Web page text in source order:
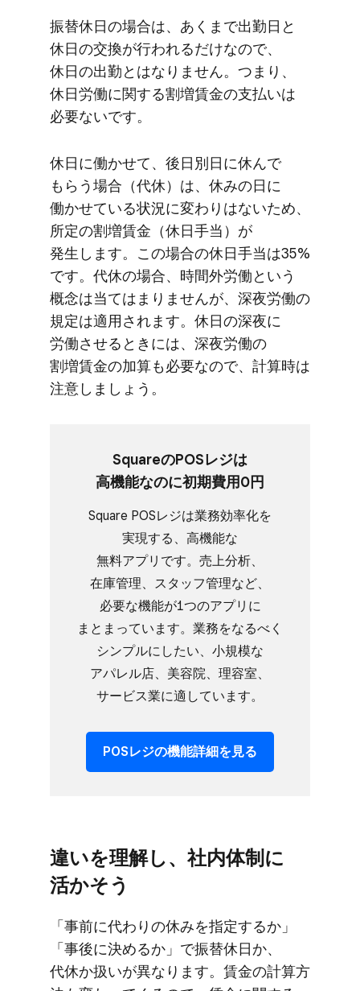
振替休日の​場合は、​あくまで​出勤日と​
休日の​交換が​行われるだけなので、​
休日の​出勤とは​なりません。​つまり、​
休日労働に​関する​割増賃金の​支払いは​
必要ないです。
休日に​働かせて、​後日別日に​休んで​
もらう​場合​（代休）は、​休みの​日に​
働かせている​状況に​変わりは​ないため、​
所定の​割増賃金​（休日手当）が​
発生します。​この​場合の​休日​手当は​35%
です。​代休の​場合、​時間外労働と​いう​
概念は​当てはまりませんが、​深夜​労働の​
規定は​適用されます。​休日の​深夜に​
労働させる​ときには、​深夜​労働の​
割増賃金の​加算も​必要なので、​計算時は​
注意しましょう。
Squareの​POSレジは​
高機能なのに​初期費用0円
Square POSレジは​業務効率化を​
実現する、​高機能な​
無料アプリです。​売上分析、​
在庫管理、​スタッフ管理など、​
必要な​機能が​1つの​アプリに​
まとまっています。​業務を​なるべく​
シンプルに​したい、​小規模な​
アパレル店、​美容院、​理容室、​
サービス業に​適しています。
POSレジの​機能詳細を​見る
違いを​理解し、​社内体制に​
活かそう
「事前に​代わりの​休みを​指定するか」​
「事後に​決めるか」で​振替休日か、​
代休か​扱いが​異なります。​賃金の​計算方​